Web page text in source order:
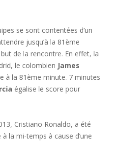
se sont contentées d’un
jusqu’à la 81ème
de la rencontre. En effet, la
le colombien James
à la 81ème minute. 7 minutes
égalise le score pour
Cristiano Ronaldo, a été
la mi-temps à cause d’une